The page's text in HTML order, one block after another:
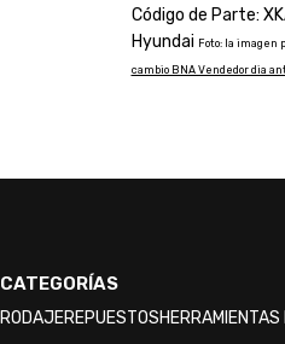
Código de Parte:
Hyundai Foto: la imagen
cambio BNA Vendedor dia
CATEGORÍAS
RODAJEREPUESTOSHERRAMIENTAS